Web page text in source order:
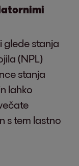
glede stanja
(NPL)
stanja
lahko
s tem lastno